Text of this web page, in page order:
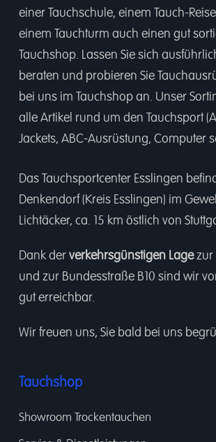
einer Tauchschule, einem Tauch-
einem Tauchturm auch einen gut
Tauchshop. Lassen Sie sich
beraten und probieren Sie
bei uns im Tauchshop an. Unser
alle Artikel rund um den Tauchsport
Jackets, ABC-Ausrüstung, Computer
Das Tauchsportcenter Esslingen
Denkendorf (Kreis Esslingen) im
Lichtäcker, ca. 15 km östlich von
Dank der verkehrsgünstigen Lagezur
und zur Bundesstraße B10 sind wir
gut erreichbar.
Wir freuen uns, Sie bald bei uns
Tauchshop
Showroom Trockentauchen